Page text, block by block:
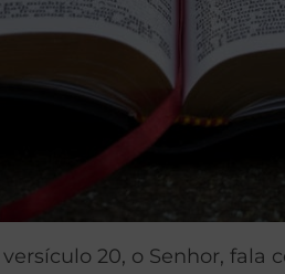
20, o Senhor, fala